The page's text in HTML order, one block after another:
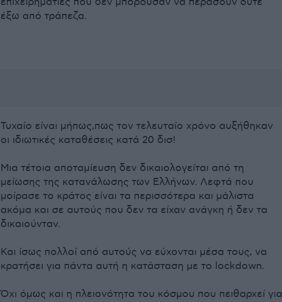
έξω από τράπεζα.
Τυχαίο είναι μήπως,πως τον τελευταίο χρόνο αυξήθηκαν
οι ιδιωτικές καταθέσεις κατά 20 δισ!
Μια τέτοια αποταμίευση δεν δικαιολογείται από τη
μείωσης της κατανάλωσης των Ελλήνων. Λεφτά που
μοίρασε το κράτος είναι τα περισσότερα και μάλιστα
ακόμα και σε αυτούς που δεν τα είχαν ανάγκη ή δεν τα
δικαιούνταν.
Και ίσως πολλοί από αυτούς να εύχονται μέσα τους, να
κρατήσει για πάντα αυτή η κατάσταση με το lockdown.
Όχι όμως και η πλειονότητα του κόσμου που πειθαρχεί για